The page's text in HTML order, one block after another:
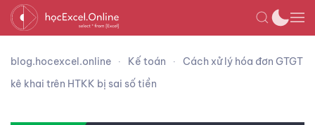
blog.hocexcel.online Kế toán
Cách xử lý hóa đơn GTGT
kê khai trên HTKK bị sai số tiền